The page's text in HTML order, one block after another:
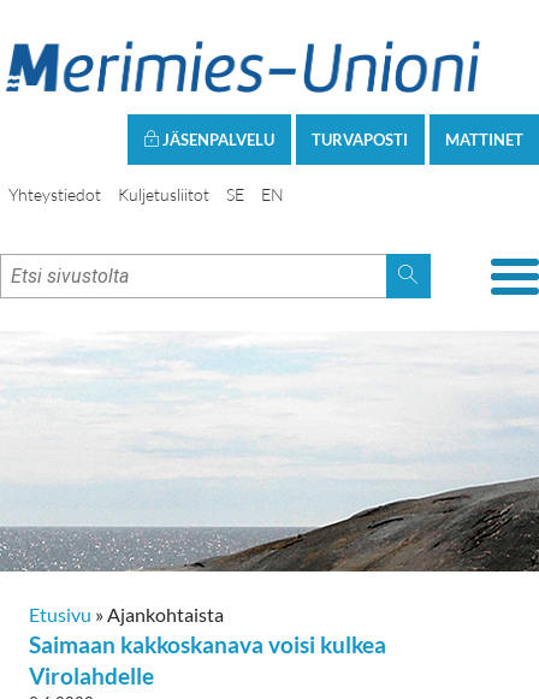
MATTINET
TURVAPOSTI
JÄSENPALVELU
Yhteystiedot Kuljetusliitot SE EN
Etusivu » Ajankohtaista
Saimaan kakkoskanava voisi kulkea
Virolahdelle